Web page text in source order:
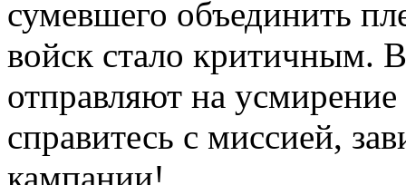
сумевшего объединить
войск стало критичным.
отправляют на усмирение
справитесь с миссией,
кампании!